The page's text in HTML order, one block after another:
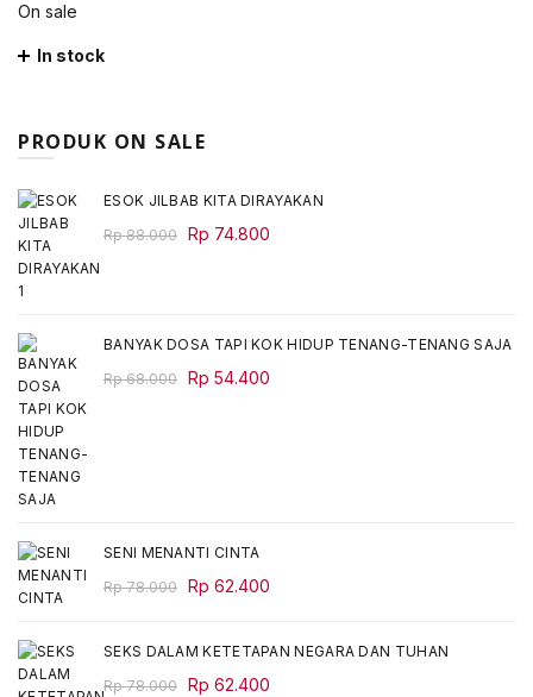
On sale
In stock
PRODUK ON SALE
ESOK JILBAB KITA DIRAYAKAN
Rp88.000 Original
Rp 74.800
BANYAK DOSA TAPI KOK HIDUP TENANG-TENANG SAJA
Rp68.000 Original
Rp 54.400
SENI MENANTI CINTA
Rp78.000 Original
Rp 78.000.
Rp 62.400
Rp 62.400.
SEKS DALAM KETETAPAN NEGARA DAN TUHAN
Rp78.000 Original
Rp 62.400